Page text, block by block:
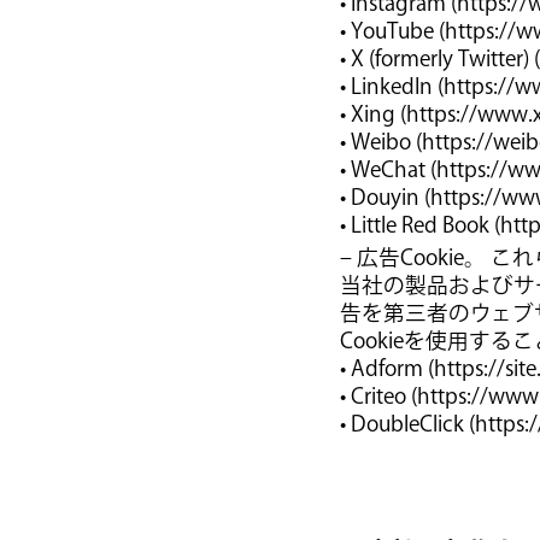
• YouTube (https://
• X (formerly
• LinkedIn (https://
• Xing (https://
• Weibo (https://
• WeChat (https://
• Douyin (https://
• Little Red Book
– 広告Cookie。 こ
当社の製品および
告を第三者のウェ
Cookieを使用する
• Adform (https://
• Criteo (https://
• DoubleClick